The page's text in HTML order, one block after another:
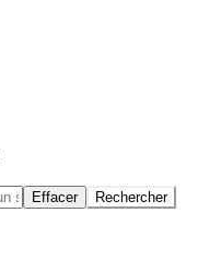
Effacer Rechercher